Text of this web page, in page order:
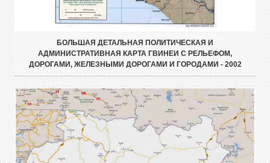
БОЛЬШАЯ ДЕТАЛЬНАЯ ПОЛИТИЧЕСКАЯ И
АДМИНИСТРАТИВНАЯ КАРТА ГВИНЕИ С РЕЛЬЕФОМ,
ДОРОГАМИ, ЖЕЛЕЗНЫМИ ДОРОГАМИ И ГОРОДАМИ - 2002